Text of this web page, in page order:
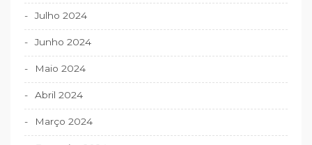
Julho 2024
Junho 2024
Maio 2024
Abril 2024
Março 2024